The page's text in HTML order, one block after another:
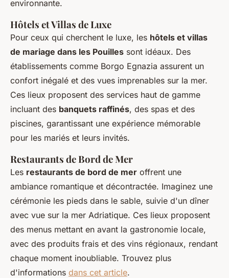
environnante.
Hôtels et Villas de Luxe
Pour ceux qui cherchent le luxe, les hôtels et villas
de mariage dans les Pouilles sont idéaux. Des
établissements comme Borgo Egnazia assurent un
confort inégalé et des vues imprenables sur la mer.
Ces lieux proposent des services haut de gamme
incluant des banquets raffinés, des spas et des
piscines, garantissant une expérience mémorable
pour les mariés et leurs invités.
Restaurants de Bord de Mer
Les restaurants de bord de mer offrent une
ambiance romantique et décontractée. Imaginez une
cérémonie les pieds dans le sable, suivie d'un dîner
avec vue sur la mer Adriatique. Ces lieux proposent
des menus mettant en avant la gastronomie locale,
avec des produits frais et des vins régionaux, rendant
chaque moment inoubliable. Trouvez plus
d'informations dans cet article.